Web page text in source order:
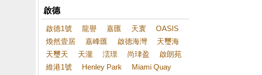
啟德
啟德1號 龍譽 嘉匯 天寰
OASIS
煥然壹居
嘉峰匯 啟德海灣
天璽海
天璽天
天瀧 澐璟 尚珒盈
啟朗苑
維港1號
Henley Park
Miami Quay